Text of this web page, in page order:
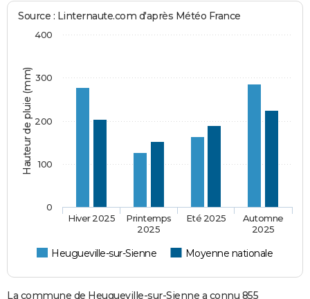
Hauteur de pluie (mm)
Source : Linternaute.com d'après Météo France
Heugueville-sur-Sienne Moyenne nationale
Hiver 2025
Printemps
2025
Eté 2025
Automne
2025
0
100
200
300
400
La commune de Heugueville-sur-Sienne a connu 855